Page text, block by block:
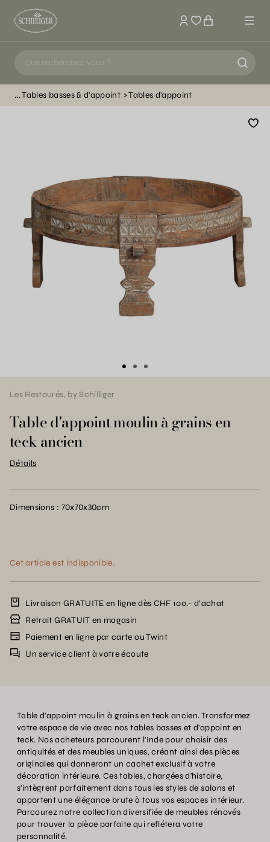
Mon compte
Tables basses & d'appoint Tables d'appoint
Les Restaurés, by Schilliger
Table d'appoint moulin à grains en
teck ancien
Détails
Dimensions : 70x70x30cm
Cet article est indisponible.
Livraison GRATUITE en ligne dès CHF 100.- d’achat
Retrait GRATUIT en magasin
Paiement en ligne par carte ou Twint
Un service client à votre écoute
Table d'appoint moulin à grains en teck ancien. Transformez
votre espace de vie avec nos tables basses et d'appoint en
teck. Nos acheteurs parcourent l'Inde pour choisir des
antiquités et des meubles uniques, créant ainsi des pièces
originales qui donneront un cachet exclusif à votre
décoration intérieure. Ces tables, chargées d'histoire,
s'intègrent parfaitement dans tous les styles de salons et
apportent une élégance brute à tous vos espaces intérieur.
Parcourez notre collection diversifiée de meubles rénovés
pour trouver la pièce parfaite qui reflétera votre
personnalité.